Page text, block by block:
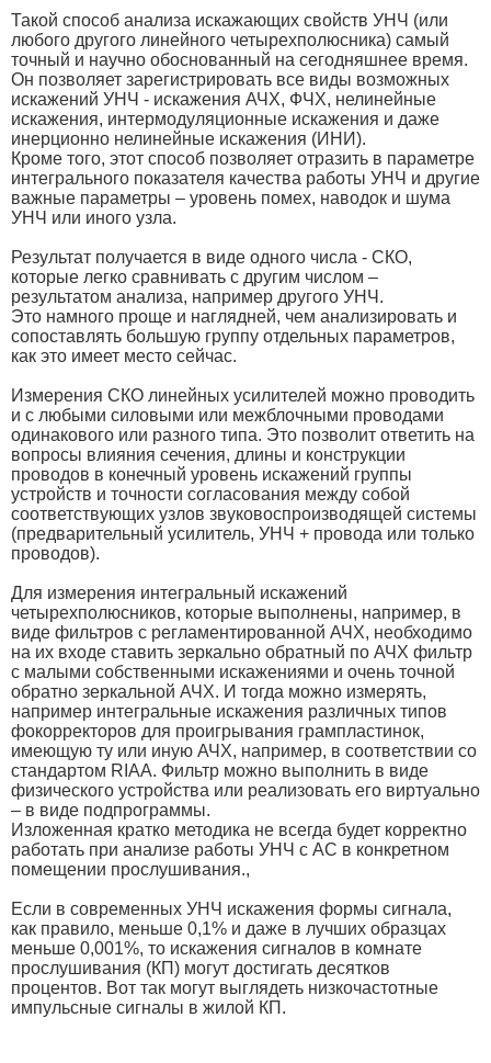
Такой способ анализа искажающих свойств УНЧ (или
любого другого линейного четырехполюсника) самый
точный и научно обоснованный на сегодняшнее время.
Он позволяет зарегистрировать все виды возможных
искажений УНЧ - искажения АЧХ, ФЧХ, нелинейные
искажения, интермодуляционные искажения и даже
инерционно нелинейные искажения (ИНИ).
Кроме того, этот способ позволяет отразить в параметре
интегрального показателя качества работы УНЧ и другие
важные параметры – уровень помех, наводок и шума
УНЧ или иного узла.
Результат получается в виде одного числа - СКО,
которые легко сравнивать с другим числом –
результатом анализа, например другого УНЧ.
Это намного проще и наглядней, чем анализировать и
сопоставлять большую группу отдельных параметров,
как это имеет место сейчас.
Измерения СКО линейных усилителей можно проводить
и с любыми силовыми или межблочными проводами
одинакового или разного типа. Это позволит ответить на
вопросы влияния сечения, длины и конструкции
проводов в конечный уровень искажений группы
устройств и точности согласования между собой
соответствующих узлов звуковоспроизводящей системы
(предварительный усилитель, УНЧ + провода или только
проводов).
Для измерения интегральный искажений
четырехполюсников, которые выполнены, например, в
виде фильтров с регламентированной АЧХ, необходимо
на их входе ставить зеркально обратный по АЧХ фильтр
с малыми собственными искажениями и очень точной
обратно зеркальной АЧХ. И тогда можно измерять,
например интегральные искажения различных типов
фокорректоров для проигрывания грампластинок,
имеющую ту или иную АЧХ, например, в соответствии со
стандартом RIAA. Фильтр можно выполнить в виде
физического устройства или реализовать его виртуально
– в виде подпрограммы.
Изложенная кратко методика не всегда будет корректно
работать при анализе работы УНЧ с АС в конкретном
помещении прослушивания.,
Если в современных УНЧ искажения формы сигнала,
как правило, меньше 0,1% и даже в лучших образцах
меньше 0,001%, то искажения сигналов в комнате
прослушивания (КП) могут достигать десятков
процентов. Вот так могут выглядеть низкочастотные
импульсные сигналы в жилой КП.